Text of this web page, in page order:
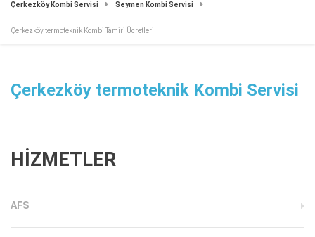
Çerkezköy Kombi Servisi Seymen Kombi Servisi
Çerkezköy termoteknik Kombi Tamiri Ücretleri
Çerkezköy termoteknik Kombi Servisi
HİZMETLER
AFS